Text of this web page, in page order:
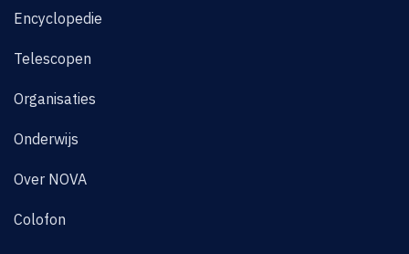
Encyclopedie
Telescopen
Organisaties
Onderwijs
Over NOVA
Colofon